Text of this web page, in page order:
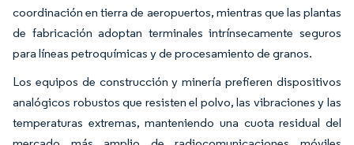
coordinación en tierra de aeropuertos, mientras que las plantas
de fabricación adoptan terminales intrínsecamente seguros
para líneas petroquímicas y de procesamiento de granos.
Los equipos de construcción y minería prefieren dispositivos
analógicos robustos que resisten el polvo, las vibraciones y las
temperaturas extremas, manteniendo una cuota residual del